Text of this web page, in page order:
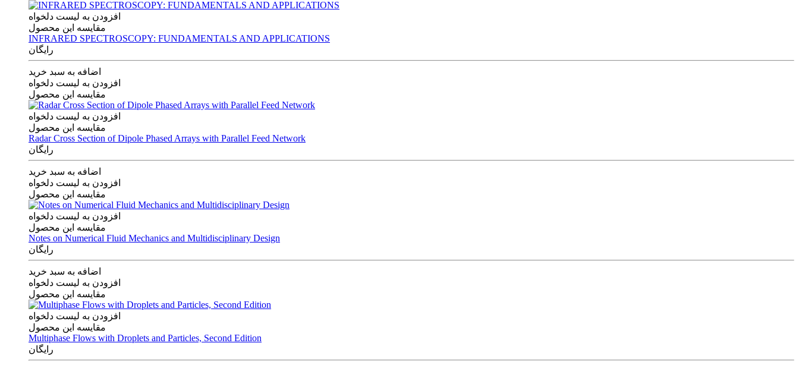
افزودن به لیست دلخواه
مقایسه این محصول
INFRARED SPECTROSCOPY: FUNDAMENTALS AND APPLICATIONS
رایگان
اضافه به سبد خرید
افزودن به لیست دلخواه
مقایسه این محصول
افزودن به لیست دلخواه
مقایسه این محصول
Radar Cross Section of Dipole Phased Arrays with Parallel Feed Network
رایگان
اضافه به سبد خرید
افزودن به لیست دلخواه
مقایسه این محصول
افزودن به لیست دلخواه
مقایسه این محصول
Notes on Numerical Fluid Mechanics and Multidisciplinary Design
رایگان
اضافه به سبد خرید
افزودن به لیست دلخواه
مقایسه این محصول
افزودن به لیست دلخواه
مقایسه این محصول
Multiphase Flows with Droplets and Particles, Second Edition
رایگان